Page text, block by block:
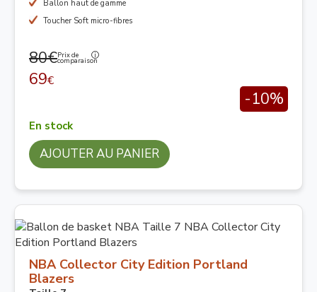
Ballon haut de gamme
Toucher Soft micro-fibres
80€Prix de
comparaison
69€
-10%
En stock
AJOUTER AU PANIER
NBA Collector City Edition Portland
Blazers